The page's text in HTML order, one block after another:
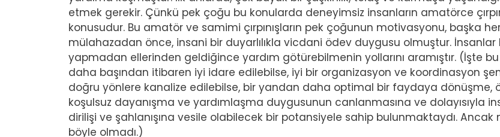
etmek gerekir. Çünkü pek çoğu bu konularda deneyimsiz insanların amatörce
konusudur. Bu amatör ve samimi çırpınışların pek çoğunun motivasyonu, başka
mülahazadan önce, insani bir duyarlılıkla vicdani ödev duygusu olmuştur.
yapmadan ellerinden geldiğince yardım götürebilmenin yollarını aramıştır. (İşte
daha başından itibaren iyi idare edilebilse, iyi bir organizasyon ve koordinasyon
doğru yönlere kanalize edilebilse, bir yandan daha optimal bir faydaya dönüşme,
koşulsuz dayanışma ve yardımlaşma duygusunun canlanmasına ve dolayısıyla
dirilişi ve şahlanışına vesile olabilecek bir potansiyele sahip bulunmaktaydı. Ancak
böyle olmadı.)